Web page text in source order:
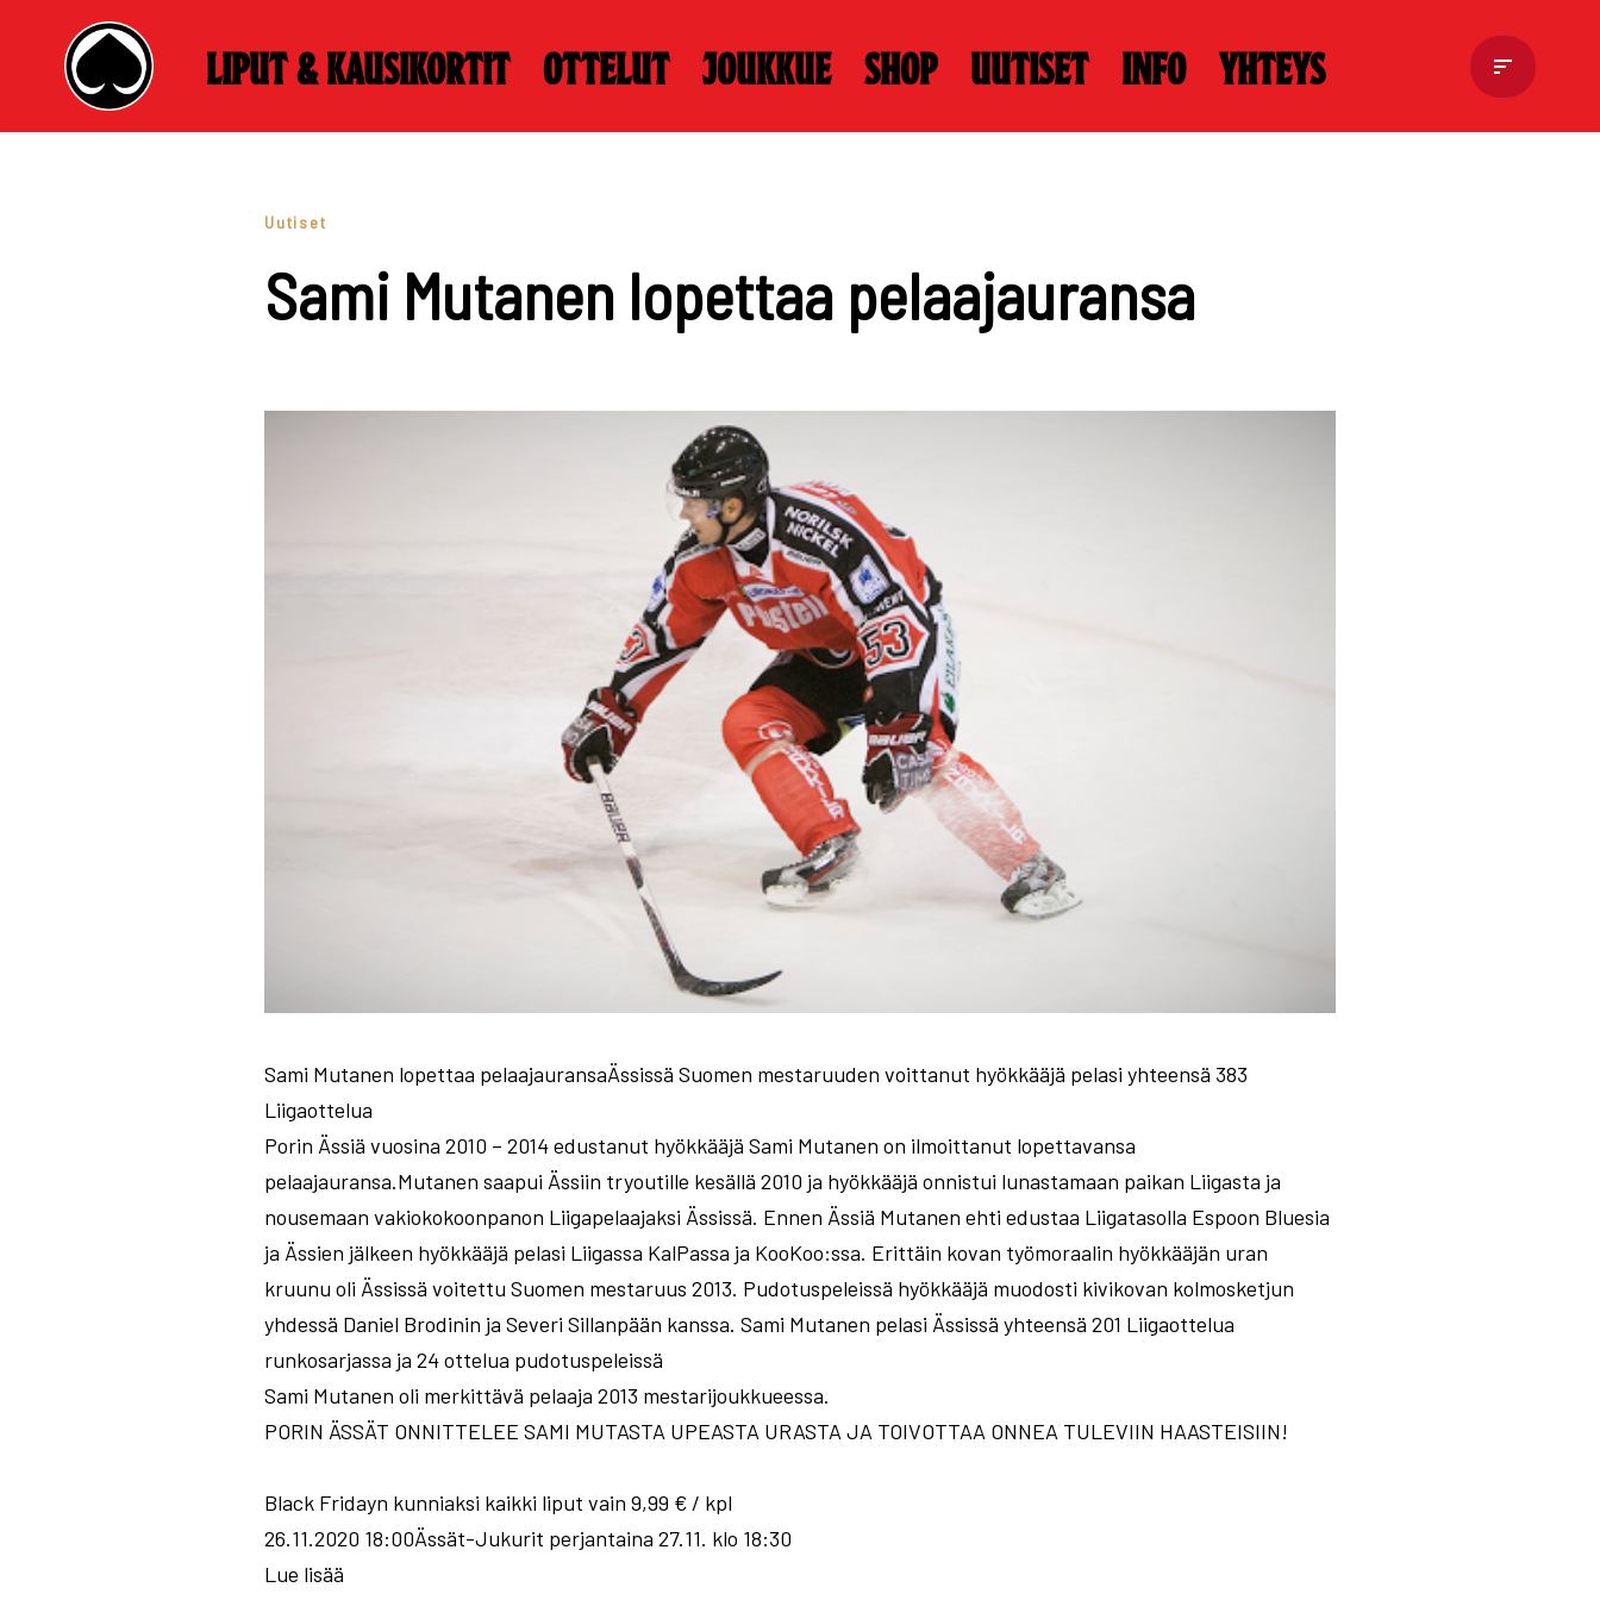
content
Liput & kausikortit Ottelut Joukkue Shop Uutiset Info Yhteys
Sami Mutanen lopettaa pelaajauransa
Uutiset
Sami Mutanen lopettaa pelaajauransaÄssissä Suomen mestaruuden voittanut hyökkääjä pelasi yhteensä 383
Liigaottelua
Porin Ässiä vuosina 2010 – 2014 edustanut hyökkääjä Sami Mutanen on ilmoittanut lopettavansa
pelaajauransa.Mutanen saapui Ässiin tryoutille kesällä 2010 ja hyökkääjä onnistui lunastamaan paikan Liigasta ja
nousemaan vakiokokoonpanon Liigapelaajaksi Ässissä. Ennen Ässiä Mutanen ehti edustaa Liigatasolla Espoon Bluesia
ja Ässien jälkeen hyökkääjä pelasi Liigassa KalPassa ja KooKoo:ssa. Erittäin kovan työmoraalin hyökkääjän uran
kruunu oli Ässissä voitettu Suomen mestaruus 2013. Pudotuspeleissä hyökkääjä muodosti kivikovan kolmosketjun
yhdessä Daniel Brodinin ja Severi Sillanpään kanssa. Sami Mutanen pelasi Ässissä yhteensä 201 Liigaottelua
runkosarjassa ja 24 ottelua pudotuspeleissä
Sami Mutanen oli merkittävä pelaaja 2013 mestarijoukkueessa.
PORIN ÄSSÄT ONNITTELEE SAMI MUTASTA UPEASTA URASTA JA TOIVOTTAA ONNEA TULEVIIN HAASTEISIIN!
Black Fridayn kunniaksi kaikki liput vain 9,99 € / kpl
26.11.2020 18:00Ässät-Jukurit perjantaina 27.11. klo 18:30
Lue lisää